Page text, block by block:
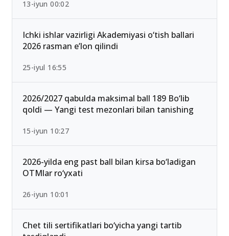
Qabul-2026: Eng past o‘tish ballari bilan kirish
mumkin bo‘lgan yo‘nalishlar
13-iyun 00:02
Ichki ishlar vazirligi Akademiyasi o‘tish ballari
2026 rasman e’lon qilindi
25-iyul 16:55
2026/2027 qabulda maksimal ball 189 Bo‘lib
qoldi — Yangi test mezonlari bilan tanishing
15-iyun 10:27
2026-yilda eng past ball bilan kirsa bo‘ladigan
OTMlar ro‘yxati
26-iyun 10:01